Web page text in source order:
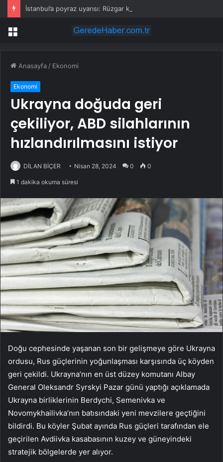
İstanbul’a poyraz uyarısı: Rüzgar kuvvetlenecek!
Menü
Anasayfa / Ekonomi
Ekonomi
Ukrayna doğuda geri
çekiliyor, ABD silahlarının
hızlandırılmasını istiyor
DİLAN BİÇER Nisan 28, 2024 0 0
1 dakika okuma süresi
Doğu cephesinde yaşanan son bir gelişmeye göre Ukrayna
ordusu, Rus güçlerinin yoğunlaşması karşısında üç köyden
geri çekildi. Ukrayna’nın en üst düzey komutanı Albay
General Oleksandr Syrskyi Pazar günü yaptığı açıklamada
Ukrayna birliklerinin Berdychi, Semenivka ve
Novomykhailivka’nın batısındaki yeni mevzilere geçtiğini
bildirdi. Bu köyler Şubat ayında Rus güçleri tarafından ele
geçirilen Avdiivka kasabasının kuzey ve güneyindeki
stratejik bölgelerde yer alıyor.